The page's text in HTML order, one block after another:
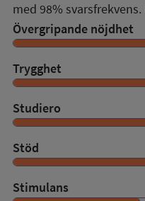
med 98%
Övergripande nöjdhet
Trygghet
Studiero
Stöd
Stimulans